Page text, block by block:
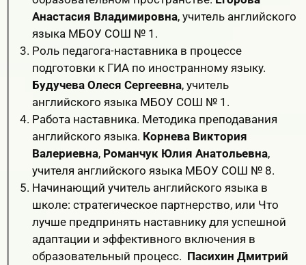
Анастасия Владимировна, учитель английского
языка МБОУ СОШ № 1.
Роль педагога-наставника в процессе
подготовки к ГИА по иностранному языку.
Будучева Олеся Сергеевна, учитель
английского языка МБОУ СОШ № 1.
Работа наставника. Методика преподавания
английского языка. Корнева Виктория
Валериевна, Романчук Юлия Анатольевна,
учителя английского языка МБОУ СОШ № 8.
Начинающий учитель английского языка в
школе: стратегическое партнерство, или Что
лучше предпринять наставнику для успешной
адаптации и эффективного включения в
образовательный процесс. Пасихин Дмитрий